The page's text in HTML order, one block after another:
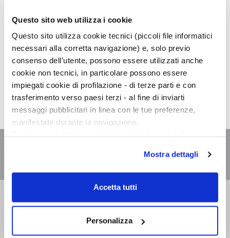
Questo sito web utilizza i cookie
Questo sito utilizza cookie tecnici (piccoli file informatici
necessari alla corretta navigazione) e, solo previo
consenso dell’utente, possono essere utilizzati anche
cookie non tecnici, in particolare possono essere
impiegati cookie di profilazione - di terze parti e con
trasferimento verso paesi terzi - al fine di inviarti
messaggi pubblicitari in linea con le tue preferenze,
manifestate durante la navigazione.
scelte privacy sui cookie, ti invitiamo a prendere visione
dell’informativa cookie.
Chiudendo il banner tramite la “X” prosegui la
dei soli cookie tecnici. Selezionando “Accetta tutti” presti
il tuo consenso alla profilazione che potrai revocare in
ogni momentoRevoca
Mostra dettagli
Accetta tutti
Personalizza
Giulia Caminitopresenta online L'acqua del lago non è
mai dolcein diretta Facebook Libreria La Storia.
Giunti Editore